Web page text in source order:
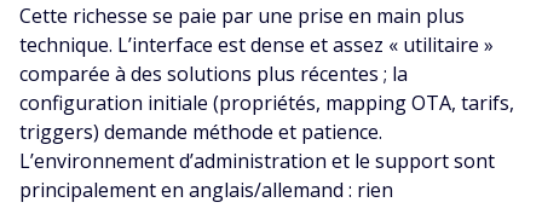
Cette richesse se paie par une prise en main plus
technique. L’interface est dense et assez « utilitaire »
comparée à des solutions plus récentes ; la
configuration initiale (propriétés, mapping OTA, tarifs,
triggers) demande méthode et patience.
L’environnement d’administration et le support sont
principalement en anglais/allemand : rien